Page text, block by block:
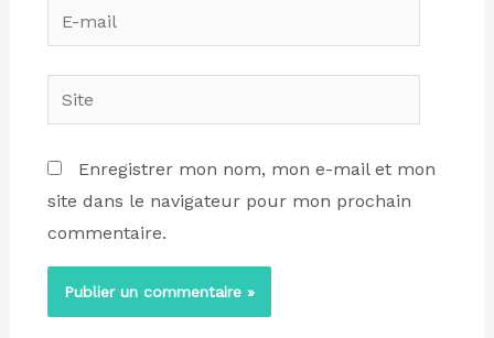
E-
mail
Site
Enregistrer mon nom, mon e-mail et mon
site dans le navigateur pour mon prochain
commentaire.